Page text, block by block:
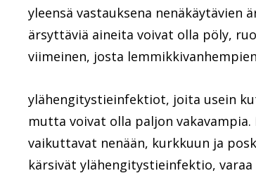
yleensä vastauksena nenäkäytävien
ärsyttäviä aineita voivat olla pöly,
viimeinen, josta
ylähengitystieinfektiot, joita usein
mutta voivat olla paljon
vaikuttavat nenään, kurkkuun ja
kärsivät ylähengitystieinfektio, varaa